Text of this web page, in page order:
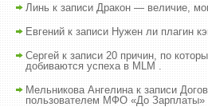
Линь к записи Дракон — величие,
Евгений к записи Нужен ли плагин
Сергей к записи 20 причин, по
добиваются успеха в MLM .
Мельникова Ангелинак записи
пользователем МФО «До Зарплаты»